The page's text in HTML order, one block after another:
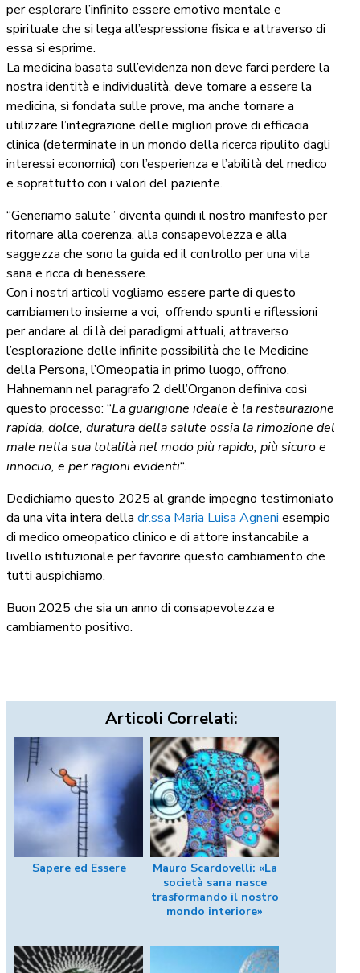
per esplorare l’infinito essere emotivo mentale e
spirituale che si lega all’espressione fisica e attraverso di
essa si esprime.
La medicina basata sull’evidenza non deve farci perdere la
nostra identità e individualità, deve tornare a essere la
medicina, sì fondata sulle prove, ma anche tornare a
utilizzare l’integrazione delle migliori prove di efficacia
clinica (determinate in un mondo della ricerca ripulito dagli
interessi economici) con l’esperienza e l’abilità del medico
e soprattutto con i valori del paziente.
“Generiamo salute” diventa quindi il nostro manifesto per
ritornare alla coerenza, alla consapevolezza e alla
saggezza che sono la guida ed il controllo per una vita
sana e ricca di benessere.
Con i nostri articoli vogliamo essere parte di questo
cambiamento insieme a voi, offrendo spunti e riflessioni
per andare al di là dei paradigmi attuali, attraverso
l’esplorazione delle infinite possibilità che le Medicine
della Persona, l’Omeopatia in primo luogo, offrono.
Hahnemann nel paragrafo 2 dell’Organon definiva così
questo processo: “La guarigione ideale è la restaurazione
rapida, dolce, duratura della salute ossia la rimozione del
male nella sua totalità nel modo più rapido, più sicuro e
innocuo, e per ragioni evidenti“.
Dedichiamo questo 2025 al grande impegno testimoniato
da una vita intera della dr.ssa Maria Luisa Agneni esempio
di medico omeopatico clinico e di attore instancabile a
livello istituzionale per favorire questo cambiamento che
tutti auspichiamo.
Buon 2025 che sia un anno di consapevolezza e
cambiamento positivo.
Articoli Correlati:
Sapere ed Essere
Mauro Scardovelli: «La
società sana nasce
trasformando il nostro
mondo interiore»